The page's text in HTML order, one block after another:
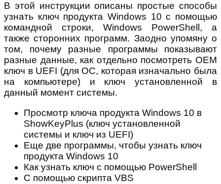
В этой инструкции описаны простые способы
узнать ключ продукта Windows 10 с помощью
командной строки, Windows PowerShell, а
также сторонних программ. Заодно упомяну о
том, почему разные программы показывают
разные данные, как отдельно посмотреть OEM
ключ в UEFI (для ОС, которая изначально была
на компьютере) и ключ установленной в
данный момент системы.
Просмотр ключа продукта Windows 10 в
ShowKeyPlus (ключ установленной
системы и ключ из UEFI)
Еще две программы, чтобы узнать ключ
продукта Windows 10
Как узнать ключ с помощью PowerShell
С помощью скрипта VBS